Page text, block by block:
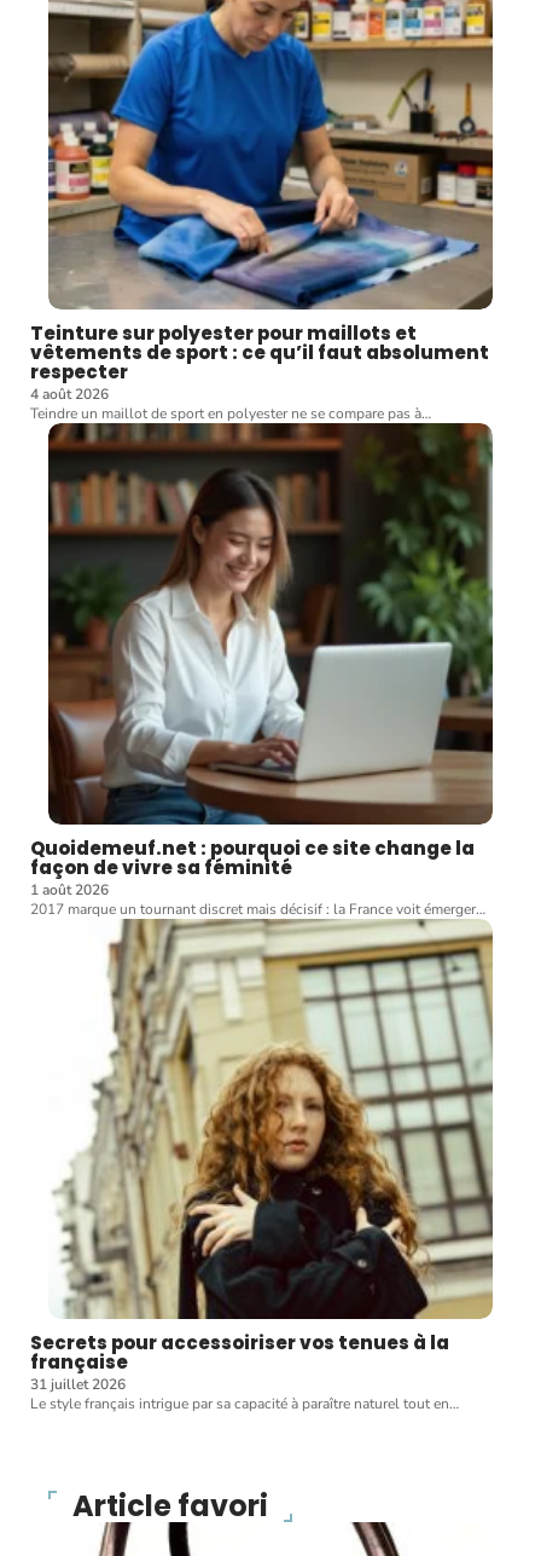
Teinture sur polyester pour maillots et
vêtements de sport : ce qu’il faut absolument
respecter
4 août 2026
Teindre un maillot de sport en polyester ne se compare pas à…
Quoidemeuf.net : pourquoi ce site change la
façon de vivre sa féminité
1 août 2026
2017 marque un tournant discret mais décisif : la France voit émerger…
Secrets pour accessoiriser vos tenues à la
française
31 juillet 2026
Le style français intrigue par sa capacité à paraître naturel tout en…
Article favori